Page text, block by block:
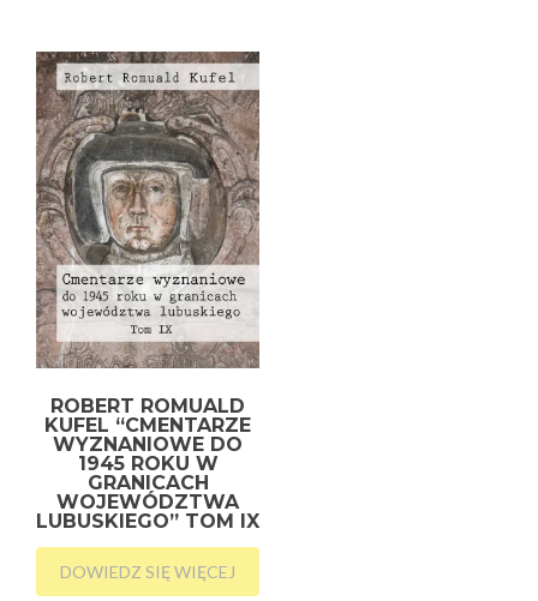
ROBERT ROMUALD
KUFEL “CMENTARZE
WYZNANIOWE DO
1945 ROKU W
GRANICACH
WOJEWÓDZTWA
LUBUSKIEGO” TOM IX
DOWIEDZ SIĘ WIĘCEJ